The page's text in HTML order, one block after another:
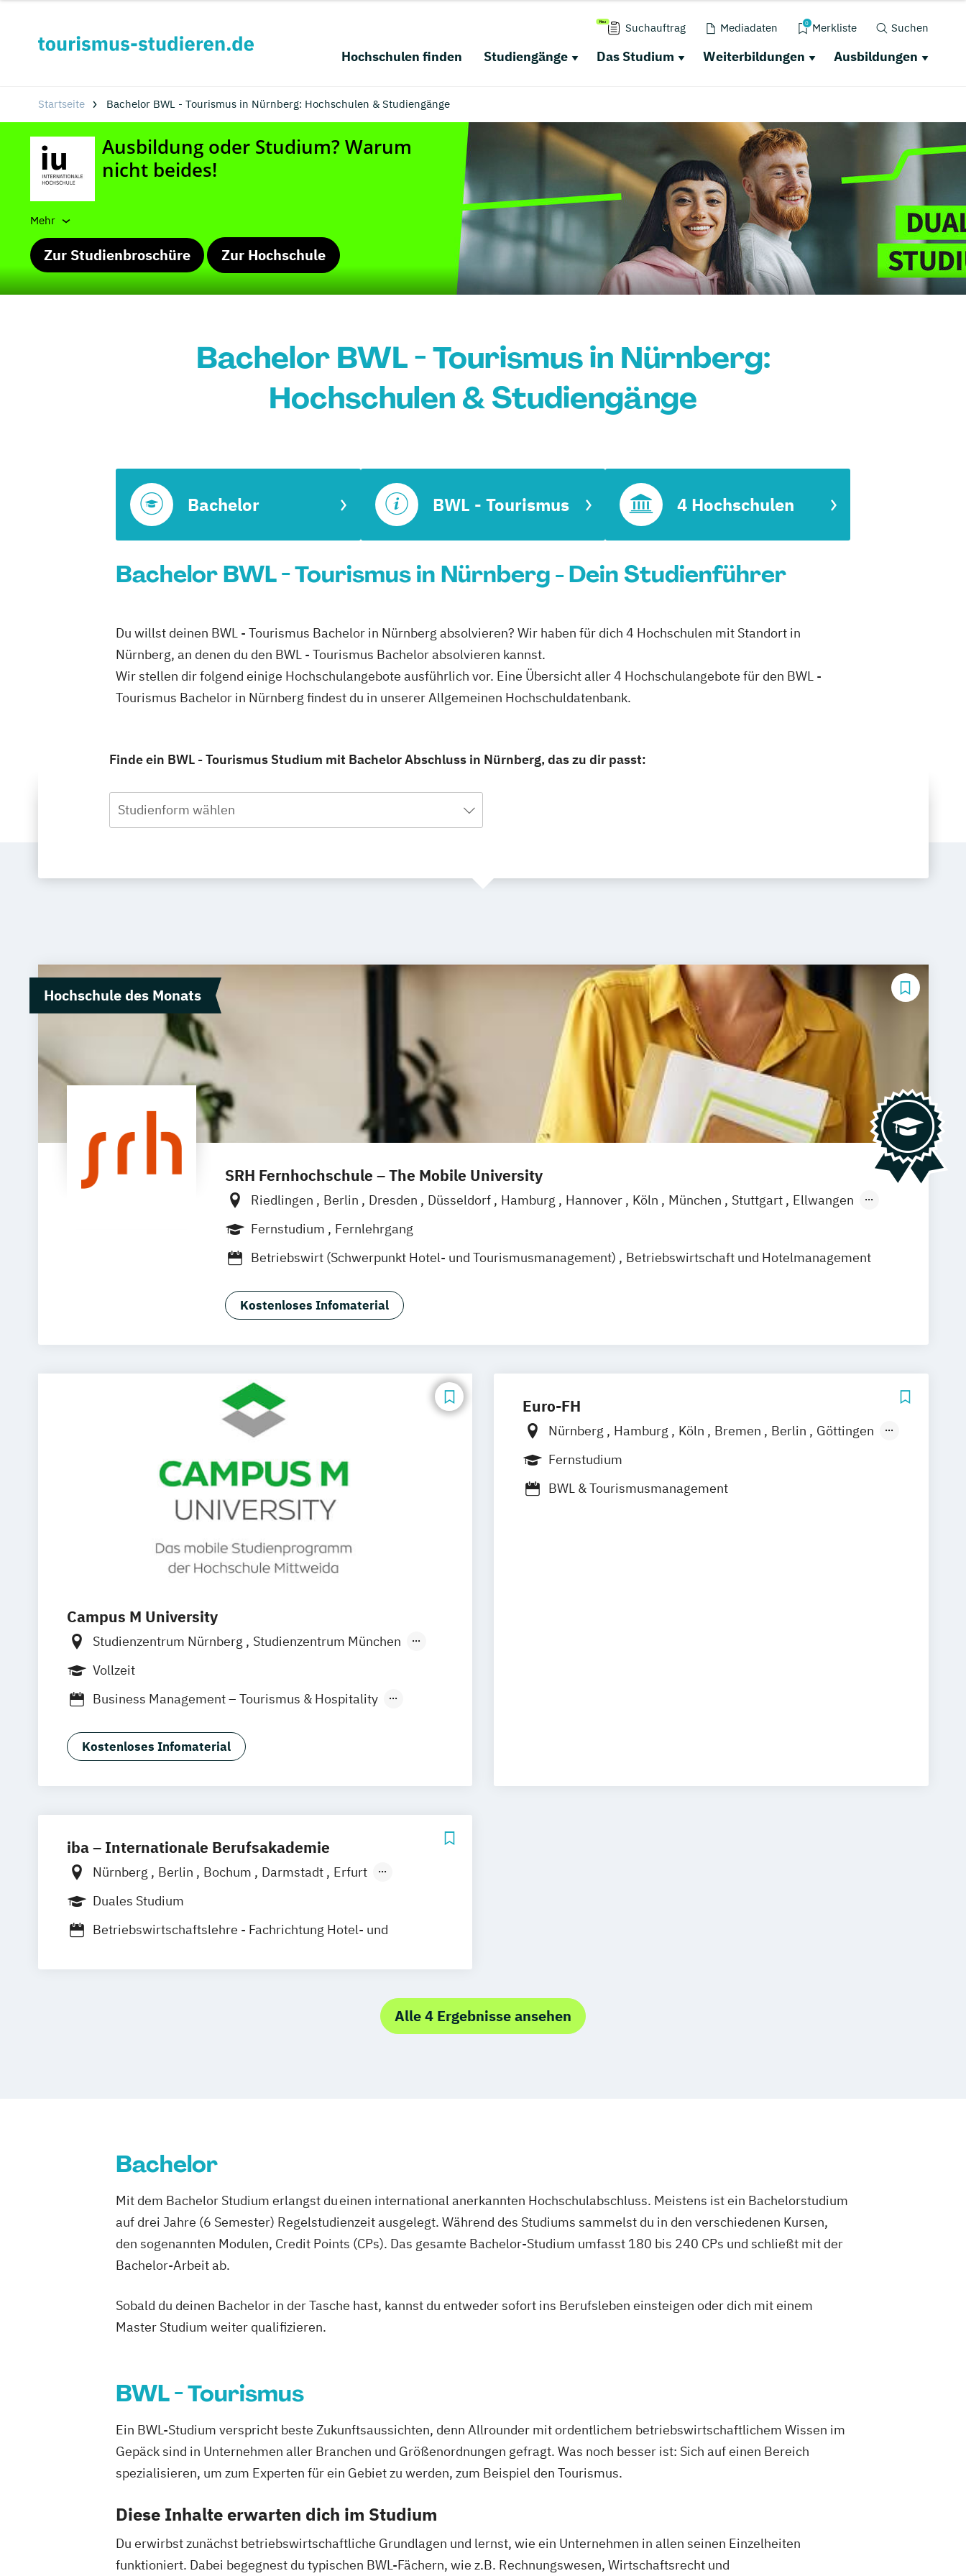
Suchauftrag Mediadaten 0 Merkliste Suchen
Hochschulen finden Studiengänge Das Studium Weiterbildungen Ausbildungen
Startseite Bachelor BWL - Tourismus in Nürnberg: Hochschulen & Studiengänge
Mehr
Zur Studienbroschüre Zur Hochschule
Bachelor BWL - Tourismus in Nürnberg:
Hochschulen & Studiengänge
Bachelor BWL - Tourismus 4 Hochschulen
Bachelor BWL - Tourismus in Nürnberg - Dein Studienführer
Du willst deinen BWL - Tourismus Bachelor in Nürnberg absolvieren? Wir haben für dich 4 Hochschulen mit Standort in
Nürnberg, an denen du den BWL - Tourismus Bachelor absolvieren kannst.
Wir stellen dir folgend einige Hochschulangebote ausführlich vor. Eine Übersicht aller 4 Hochschulangebote für den BWL -
Tourismus Bachelor in Nürnberg findest du in unserer Allgemeinen Hochschuldatenbank.
Finde ein BWL - Tourismus Studium mit Bachelor Abschluss in Nürnberg, das zu dir passt:
Studienform wählen
Hochschule des Monats
SRH Fernhochschule – The Mobile University
Riedlingen Berlin Dresden Düsseldorf Hamburg Hannover Köln München Stuttgart
Ellwangen
Zell
Leipzig Mannheim
Fernstudium
Fernlehrgang
Betriebswirt (Schwerpunkt Hotel- und Tourismusmanagement)
Betriebswirtschaft und Hotelmanagement
Kostenloses Infomaterial
Campus M University
Studienzentrum Nürnberg
Studienzentrum München
Studienzentrum Palma de Mallorca
Vollzeit
Business Management – Tourismus & Hospitality
Kostenloses Infomaterial
Euro-FH
Nürnberg Hamburg Köln Bremen Berlin
Göttingen
Frankfurt am Main
Fernstudium
BWL & Tourismusmanagement
iba – Internationale Berufsakademie
Nürnberg Berlin Bochum Darmstadt
Erfurt
Hamburg
Heidelberg
Duales Studium
Betriebswirtschaftslehre - Fachrichtung Hotel- und
Alle 4 Ergebnisse ansehen
Bachelor
Mit dem Bachelor Studium erlangst du einen international anerkannten Hochschulabschluss. Meistens ist ein Bachelorstudium
auf drei Jahre (6 Semester) Regelstudienzeit ausgelegt. Während des Studiums sammelst du in den verschiedenen Kursen,
den sogenannten Modulen, Credit Points (CPs). Das gesamte Bachelor-Studium umfasst 180 bis 240 CPs und schließt mit der
Bachelor-Arbeit ab.
Sobald du deinen Bachelor in der Tasche hast, kannst du entweder sofort ins Berufsleben einsteigen oder dich mit einem
Master Studium weiter qualifizieren.
BWL - Tourismus
Ein BWL-Studium verspricht beste Zukunftsaussichten, denn Allrounder mit ordentlichem betriebswirtschaftlichem Wissen im
Gepäck sind in Unternehmen aller Branchen und Größenordnungen gefragt. Was noch besser ist: Sich auf einen Bereich
spezialisieren, um zum Experten für ein Gebiet zu werden, zum Beispiel den Tourismus.
Diese Inhalte erwarten dich im Studium
Du erwirbst zunächst betriebswirtschaftliche Grundlagen und lernst, wie ein Unternehmen in allen seinen Einzelheiten
funktioniert. Dabei begegnest du typischen BWL-Fächern, wie z.B. Rechnungswesen, Wirtschaftsrecht und